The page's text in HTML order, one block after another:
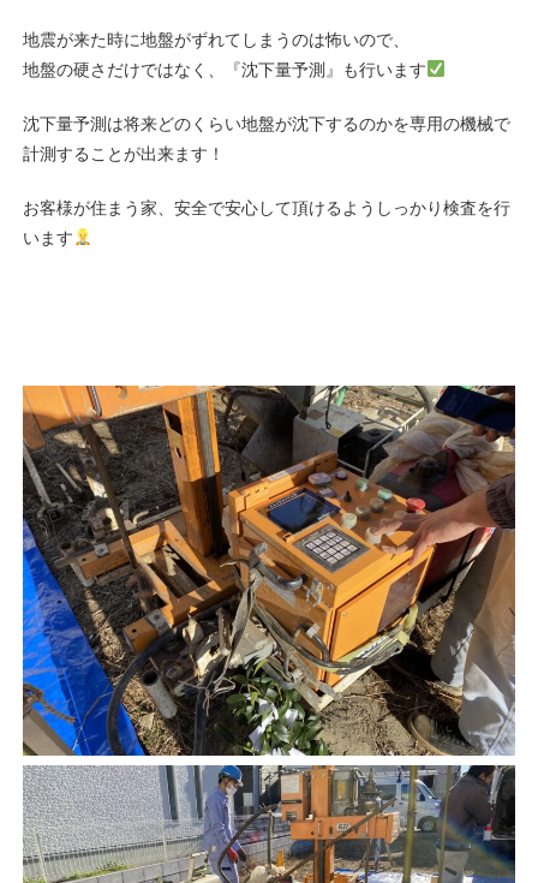
地震が来た時に地盤がずれてしまうのは怖いので、
地盤の硬さだけではなく、『沈下量予測』も行います
沈下量予測は将来どのくらい地盤が沈下するのかを専用の機械で
計測することが出来ます！
お客様が住まう家、安全で安心して頂けるようしっかり検査を行
います